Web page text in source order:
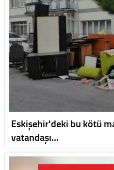
Eskişehir'deki bu kötü
vatandaşı…